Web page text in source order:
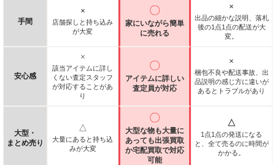
手間
×
店舗探しと持ち込み
が大変
〇
家にいながら簡単
に売れる
×
出品の細かな説明、落札
後の1点1点の配送が大
変。
安心感
×
該当アイテムに詳し
くない査定スタッフ
が対応することがあ
り
〇
アイテムに詳しい
査定員が対応
×
梱包不良や配送事故、出
品説明の感じ方に違いが
あるとトラブルがあり
大型・
まとめ売り
△
大量にあると持ち込
みが大変
〇
大型な物も大量に
あっても出張買取
か宅配買取で対応
可能
△
1点1点の発送になる
と、全て売るのに時間が
かかる。